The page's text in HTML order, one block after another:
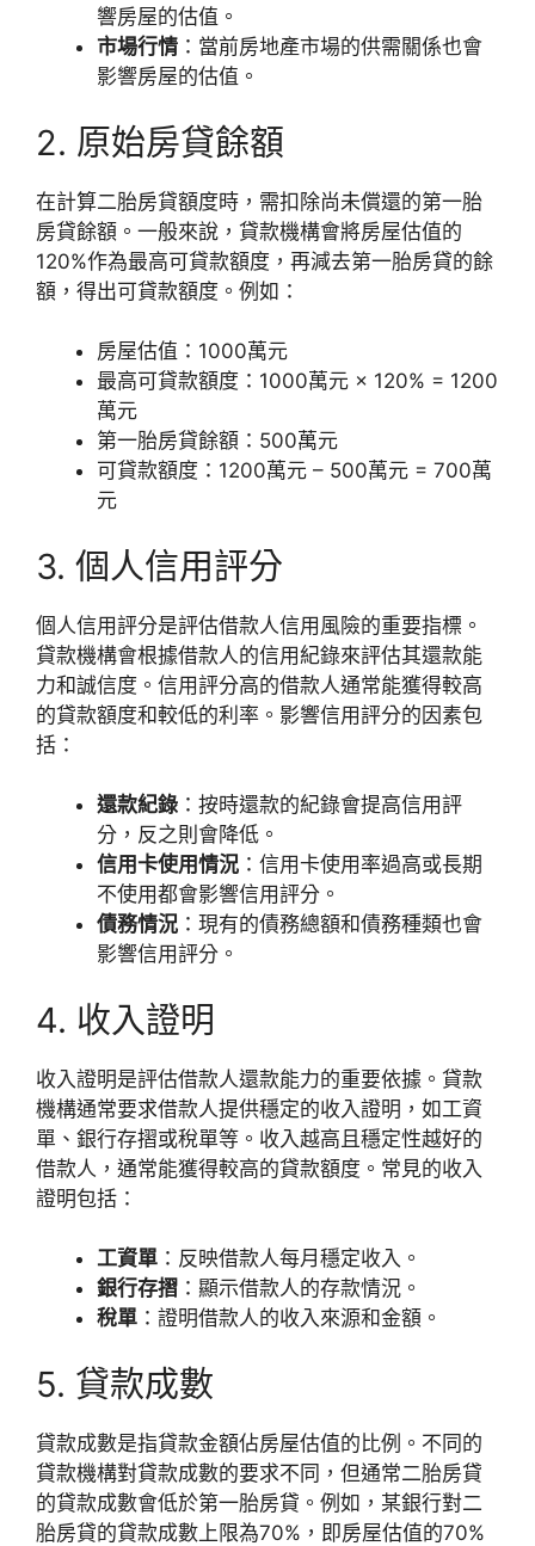
響房屋的估值。
市場行情 ：當前房地產市場的供需關係也會
影響房屋的估值。
2. 原始房貸餘額
在計算二胎房貸額度時，需扣除尚未償還的第一胎
房貸餘額。一般來說，貸款機構會將房屋估值的
120%作為最高可貸款額度，再減去第一胎房貸的餘
額，得出可貸款額度。例如：
房屋估值：1000萬元
最高可貸款額度：1000萬元 × 120% = 1200
萬元
第一胎房貸餘額：500萬元
可貸款額度：1200萬元 – 500萬元 = 700萬
元
3. 個人信用評分
個人信用評分是評估借款人信用風險的重要指標。
貸款機構會根據借款人的信用紀錄來評估其還款能
力和誠信度。信用評分高的借款人通常能獲得較高
的貸款額度和較低的利率。影響信用評分的因素包
括：
還款紀錄 ：按時還款的紀錄會提高信用評
分，反之則會降低。
信用卡使用情況 ：信用卡使用率過高或長期
不使用都會影響信用評分。
債務情況 ：現有的債務總額和債務種類也會
影響信用評分。
4. 收入證明
收入證明是評估借款人還款能力的重要依據。貸款
機構通常要求借款人提供穩定的收入證明，如工資
單、銀行存摺或稅單等。收入越高且穩定性越好的
借款人，通常能獲得較高的貸款額度。常見的收入
證明包括：
工資單 ：反映借款人每月穩定收入。
銀行存摺 ：顯示借款人的存款情況。
稅單 ：證明借款人的收入來源和金額。
5. 貸款成數
貸款成數是指貸款金額佔房屋估值的比例。不同的
貸款機構對貸款成數的要求不同，但通常二胎房貸
的貸款成數會低於第一胎房貸。例如，某銀行對二
胎房貸的貸款成數上限為70%，即房屋估值的70%